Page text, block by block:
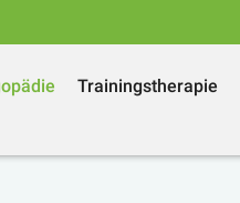
Trainingstherapie